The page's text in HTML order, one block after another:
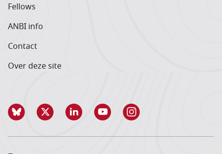
Fellows
ANBI info
Contact
Over deze site